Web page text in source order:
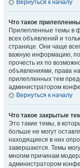
Вернуться к началу
Что такое
Прилепленные темы в
всех объявлений и
странице. Они чаще
важную информацию,
прочесть их по
объявлениями, права
прилепленных тем
администратором
Вернуться к началу
Что такое закрытые
Это такие темы, в
больше не могут
находящиеся в них
завершаются. Темы
многим причинам
администратором